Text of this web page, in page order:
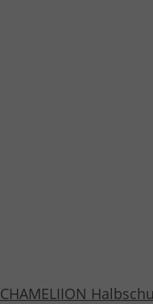
CHAMELIION